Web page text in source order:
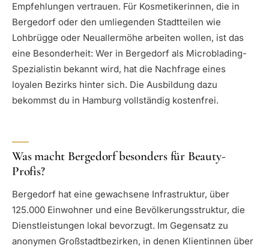
Empfehlungen vertrauen. Für Kosmetikerinnen, die in
Bergedorf oder den umliegenden Stadtteilen wie
Lohbrügge oder Neuallermöhe arbeiten wollen, ist das
eine Besonderheit: Wer in Bergedorf als Microblading-
Spezialistin bekannt wird, hat die Nachfrage eines
loyalen Bezirks hinter sich. Die Ausbildung dazu
bekommst du in Hamburg vollständig kostenfrei.
Was macht Bergedorf besonders für Beauty-
Profis?
Bergedorf hat eine gewachsene Infrastruktur, über
125.000 Einwohner und eine Bevölkerungsstruktur, die
Dienstleistungen lokal bevorzugt. Im Gegensatz zu
anonymen Großstadtbezirken, in denen Klientinnen über